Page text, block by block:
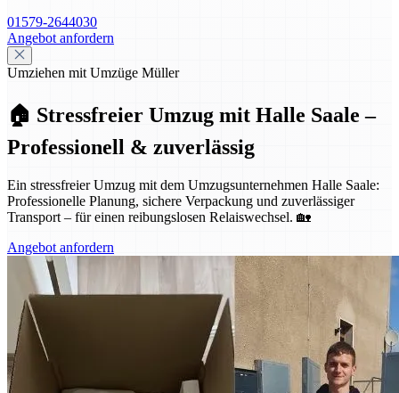
01579-2644030
Angebot anfordern
Umziehen mit Umzüge Müller
🏠 Stressfreier Umzug mit Halle Saale –
Professionell & zuverlässig
Ein stressfreier Umzug mit dem Umzugsunternehmen Halle Saale:
Professionelle Planung, sichere Verpackung und zuverlässiger
Transport – für einen reibungslosen Relaiswechsel. 🏡
Angebot anfordern